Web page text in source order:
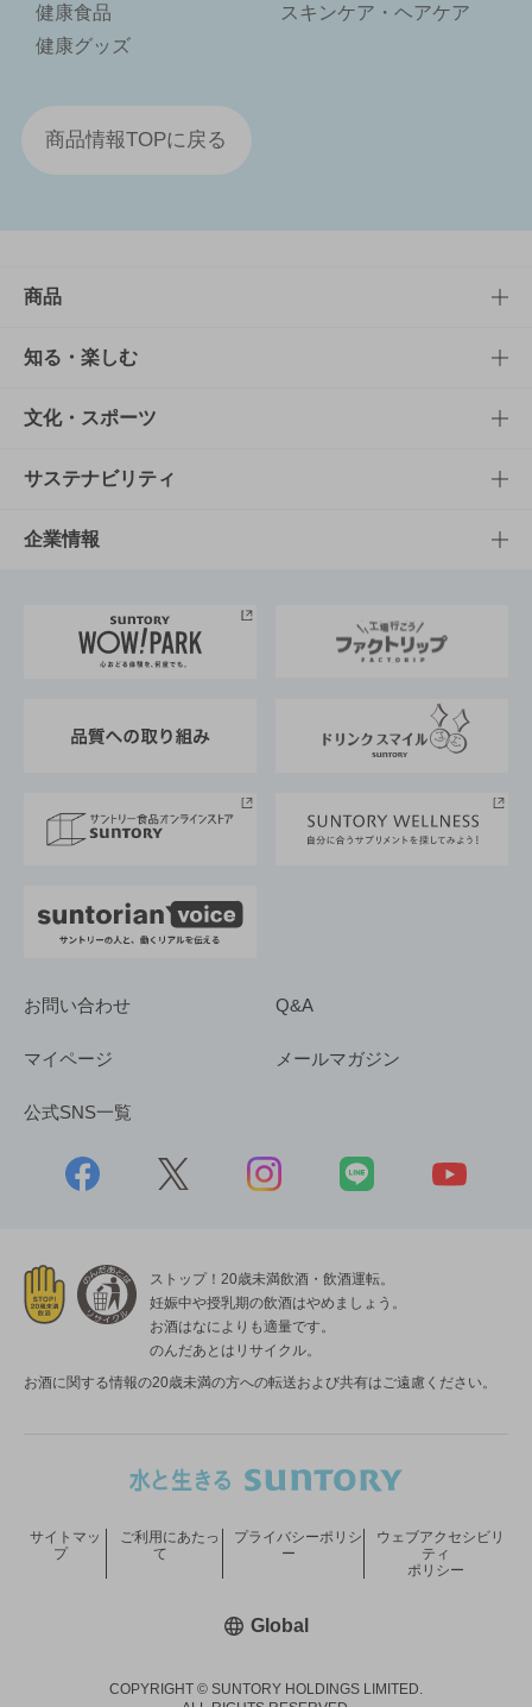
健康食品
スキンケア・ヘアケア
健康グッズ
商品情報TOPに戻る
商品
商品TOP
商品一覧
商品発売情報
栄養成分一覧
知る・楽しむ
知る・楽しむTOP
キャンペーン
工場見学
地域情報
文化・スポーツ
文化・スポーツTOP
サントリーホール
サントリーサンバーズ大阪
サステナビリティ
サステナビリティTOP
サントリーが考えるサステナビリティ経営
企業情報
企業概要
採用情報
お問い合わせ Q&A
マイページ メールマガジン
公式SNS一覧
ストップ！20歳未満飲酒・飲酒運転。
妊娠中や授乳期の飲酒はやめましょう。
お酒はなによりも適量です。
のんだあとはリサイクル。
お酒に関する情報の20歳未満の方への転送および共有はご遠慮ください。
COPYRIGHT © SUNTORY HOLDINGS LIMITED.
サイトマッ
プ
ご利用にあたっ
て
プライバシーポリシ
ー
ウェブアクセシビリ
ティ
ポリシー
Global新しいウィンドウで開く